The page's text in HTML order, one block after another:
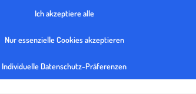
Ich akzeptiere alle
Nur essenzielle Cookies akzeptieren
Individuelle Datenschutz-Präferenzen